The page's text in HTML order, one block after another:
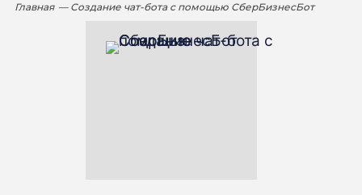
Главная — Создание чат-бота с помощью СберБизнесБот